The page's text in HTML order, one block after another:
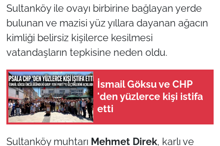
Sultanköy ile ovayı birbirine bağlayan yerde
bulunan ve mazisi yüz yıllara dayanan ağacın
kimliği belirsiz kişilerce kesilmesi
vatandaşların tepkisine neden oldu.
İsmail Göksu ve CHP
'den yüzlerce kişi istifa
etti
Sultanköy muhtarı Mehmet Direk, karlı ve
KIRKLARELİ
ÇANAKKALE
TÜRKİYE
Bölge
Güvenlik